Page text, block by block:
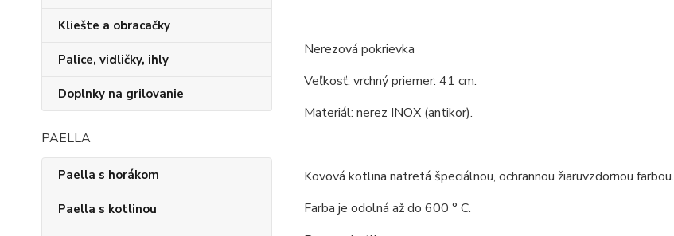
Kliešte a obracačky
Palice, vidličky, ihly
Doplnky na grilovanie
PAELLA
Paella s horákom
Paella s kotlinou
Nerezová pokrievka
Veľkosť: vrchný priemer: 41 cm.
Materiál: nerez INOX (antikor).
Kovová kotlina natretá špeciálnou, ochrannou žiaruvzdornou farbou.
Farba je odolná až do 600 ° C.